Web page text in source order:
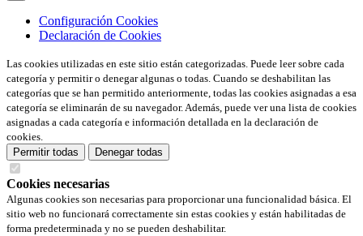
Configuración Cookies
Declaración de Cookies
Las cookies utilizadas en este sitio están categorizadas. Puede leer sobre cada
categoría y permitir o denegar algunas o todas. Cuando se deshabilitan las
categorías que se han permitido anteriormente, todas las cookies asignadas a esa
categoría se eliminarán de su navegador. Además, puede ver una lista de cookies
asignadas a cada categoría e información detallada en la declaración de
cookies.
Permitir todas
Denegar todas
Cookies necesarias
Algunas cookies son necesarias para proporcionar una funcionalidad básica. El
sitio web no funcionará correctamente sin estas cookies y están habilitadas de
forma predeterminada y no se pueden deshabilitar.